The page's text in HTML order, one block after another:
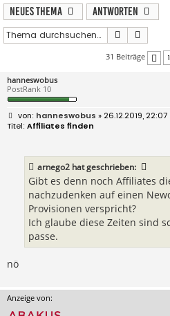
Neues Thema
Antworten
Suche
31 Beiträge 1
hanneswobus
PostRank 10
B
e
i
hanneswobus » 26.12.2019, 22:07
Affiliates finden
arnego2 hat geschrieben:
Gibt es denn noch Affiliates
nachzudenken auf einen
Provisionen verspricht?
Ich glaube diese Zeiten sind
passe.
nö
Anzeige von: